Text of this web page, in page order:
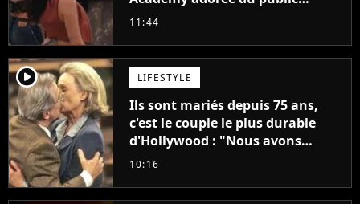
annonce son premier album,
11:44
player2 LIFESTYLE
Ils sont mariés depuis 75 ans,
c'est le couple le plus durable
d'Hollywood : "Nous avons
avancé jour après jour, et les
décennies"
10:16